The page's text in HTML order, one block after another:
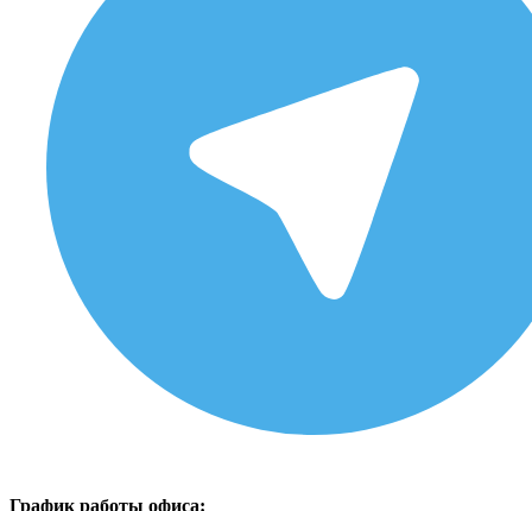
График работы офиса: